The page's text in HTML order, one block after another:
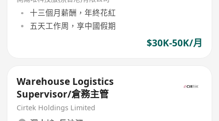
十三個月薪酬，年終花紅
五天工作周，享中國假期
$30K-50K/月
Warehouse Logistics
Supervisor/倉務主管
Cirtek Holdings Limited